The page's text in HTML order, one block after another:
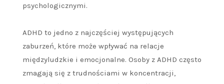
psychologicznymi.
ADHD to jedno z najczęściej występujących
zaburzeń, które może wpływać na relacje
międzyludzkie i emocjonalne. Osoby z ADHD często
zmagają się z trudnościami w koncentracji,